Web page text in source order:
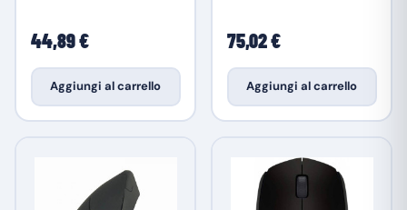
44,89 €
Aggiungi al carrello
75,02 €
Aggiungi al carrello